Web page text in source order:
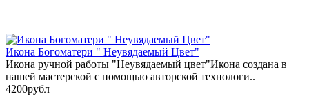
Икона Богоматери " Неувядаемый Цвет"
Икона ручной работы "Неувядаемый цвет"Икона создана в
нашей мастерской с помощью авторской технологи..
4200рубл